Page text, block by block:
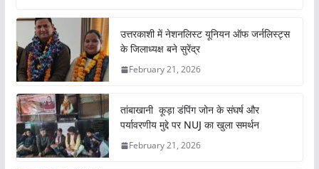
c
e
b
o
o
k
itt
er s
A
p
e
उत्तरकाशी में नेशनलिस्ट यूनियन ऑफ जर्नलिस्ट्स
के जिलाध्यक्ष बने सुरेंद्र
February 21, 2026
तांबाखानी कूड़ा डंपिंग जोन के संघर्ष और
पर्यावरणीय मुद्दे पर NUJ का खुला समर्थन
February 21, 2026